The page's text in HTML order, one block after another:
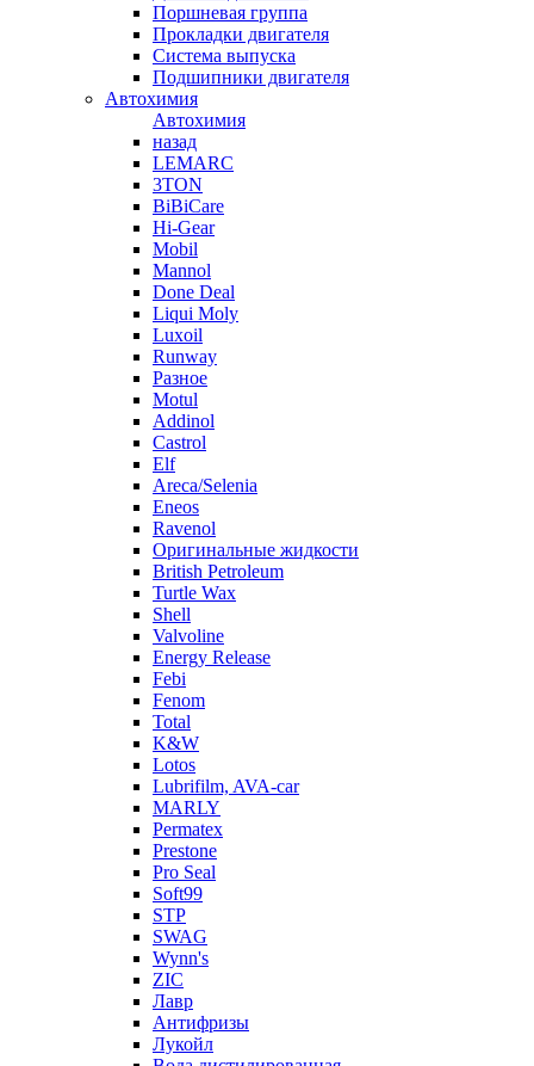
Поршневая группа
Прокладки двигателя
Система выпуска
Подшипники двигателя
Автохимия
Автохимия
назад
LEMARC
3TON
BiBiCare
Hi-Gear
Mobil
Mannol
Done Deal
Liqui Moly
Luxoil
Runway
Разное
Motul
Addinol
Castrol
Elf
Areca/Selenia
Eneos
Ravenol
Оригинальные жидкости
British Petroleum
Turtle Wax
Shell
Valvoline
Energy Release
Febi
Fenom
Total
K&W
Lotos
Lubrifilm, AVA-car
MARLY
Permatex
Prestone
Pro Seal
Soft99
STP
SWAG
Wynn's
ZIC
Лавр
Антифризы
Лукойл